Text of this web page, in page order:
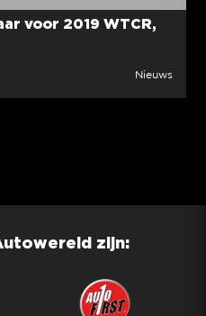
voor 2019 WTCR,
Nieuws
zijn: